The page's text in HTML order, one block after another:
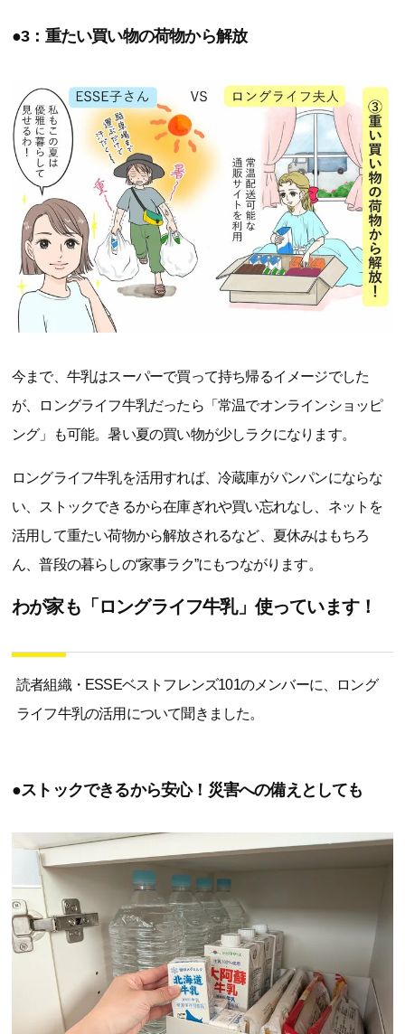
●3：重たい買い物の荷物から解放
今まで、牛乳はスーパーで買って持ち帰るイメージでした
が、ロングライフ牛乳だったら「常温でオンラインショッピ
ング」も可能。暑い夏の買い物が少しラクになります。
ロングライフ牛乳を活用すれば、冷蔵庫がパンパンにならな
い、ストックできるから在庫ぎれや買い忘れなし、ネットを
活用して重たい荷物から解放されるなど、夏休みはもちろ
ん、普段の暮らしの“家事ラク”にもつながります。
わが家も「ロングライフ牛乳」使っています！
読者組織・ESSEベストフレンズ101のメンバーに、ロング
ライフ牛乳の活用について聞きました。
●ストックできるから安心！災害への備えとしても